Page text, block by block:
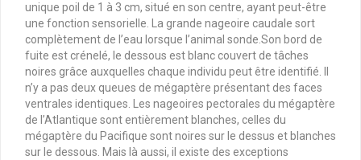
unique poil de 1 à 3 cm, situé en son centre, ayant peut-être
une fonction sensorielle. La grande nageoire caudale sort
complètement de l’eau lorsque l’animal sonde.Son bord de
fuite est crénelé, le dessous est blanc couvert de tâches
noires grâce auxquelles chaque individu peut être identifié. Il
n’y a pas deux queues de mégaptère présentant des faces
ventrales identiques. Les nageoires pectorales du mégaptère
de l’Atlantique sont entièrement blanches, celles du
mégaptère du Pacifique sont noires sur le dessus et blanches
sur le dessous. Mais là aussi, il existe des exceptions